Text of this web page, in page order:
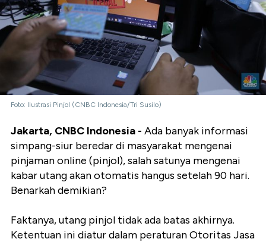
Foto: Ilustrasi Pinjol (CNBC Indonesia/Tri Susilo)
Jakarta, CNBC Indonesia - Ada banyak informasi
simpang-siur beredar di masyarakat mengenai
pinjaman online (pinjol), salah satunya mengenai
kabar utang akan otomatis hangus setelah 90 hari.
Benarkah demikian?
Faktanya, utang pinjol tidak ada batas akhirnya.
Ketentuan ini diatur dalam peraturan Otoritas Jasa